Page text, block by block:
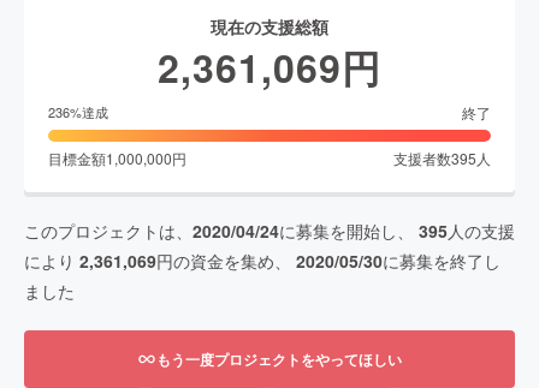
現在の支援総額
2,361,069円
236%達成 終了
目標金額1,000,000円 支援者数395 人
このプロジェクトは、 2020/04/24に募集を開始し、 395人の支援
により 2,361,069円の資金を集め、 2020/05/30に募集を終了し
ました
もう一度プロジェクトをやってほしい